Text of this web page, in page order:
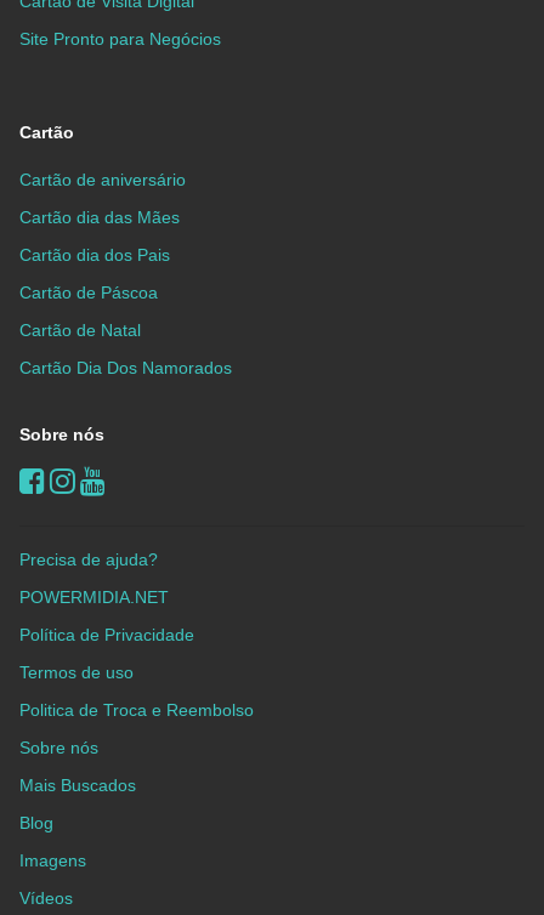
Site Pronto para Negócios
Cartão
Cartão de aniversário
Cartão dia das Mães
Cartão dia dos Pais
Cartão de Páscoa
Cartão de Natal
Cartão Dia Dos Namorados
Sobre nós
Precisa de ajuda?
POWERMIDIA.NET
Política de Privacidade
Termos de uso
Politica de Troca e Reembolso
Sobre nós
Mais Buscados
Blog
Imagens
Vídeos